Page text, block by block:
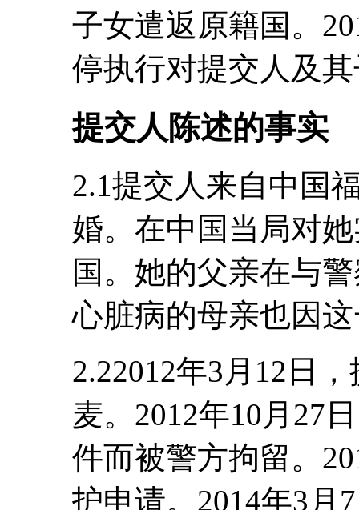
子女遣返原籍国。
停执行对提交人及
提交人陈述的事实
2.1提交人来自中国
婚。在中国当局对
国。她的父亲在与
心脏病的母亲也因
2.22012年3月12日
麦。2012年10月27
件而被警方拘留。
护申请。2014年3月